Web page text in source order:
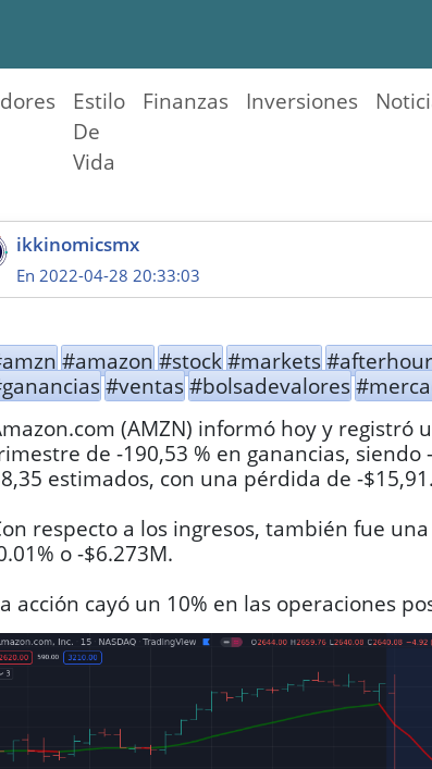
Estilo
De
Vida
Finanzas Inversiones
ikkinomicsmx
En 2022-04-28 20:33:03
#amazon #stock#markets
#ventas#bolsadevalores
(AMZN) informó hoy y registró
de -190,53 % en ganancias,
estimados, con una pérdida de -$15,91.
respecto a los ingresos, también fue
o -$6.273M.
acción cayó un 10% en las operaciones